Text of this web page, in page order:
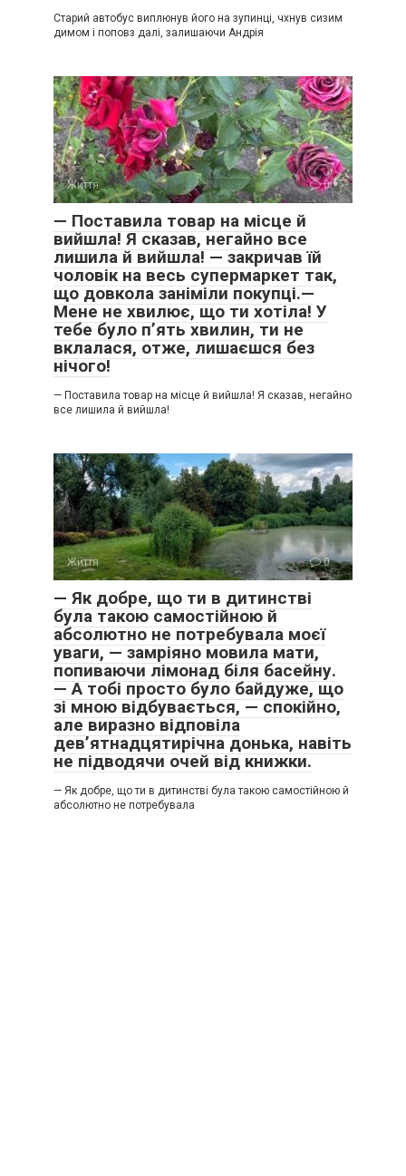
Старий автобус виплюнув його на зупинці, чхнув сизим
димом і поповз далі, залишаючи Андрія
Життя 0
— Поставила товар на місце й
вийшла! Я сказав, негайно все
лишила й вийшла! — закричав їй
чоловік на весь супермаркет так,
що довкола заніміли покупці.—
Мене не хвилює, що ти хотіла! У
тебе було п’ять хвилин, ти не
вклалася, отже, лишаєшся без
нічого!
— Поставила товар на місце й вийшла! Я сказав, негайно
все лишила й вийшла!
Життя 0
— Як добре, що ти в дитинстві
була такою самостійною й
абсолютно не потребувала моєї
уваги, — замріяно мовила мати,
попиваючи лімонад біля басейну.
— А тобі просто було байдуже, що
зі мною відбувається, — спокійно,
але виразно відповіла
дев’ятнадцятирічна донька, навіть
не підводячи очей від книжки.
— Як добре, що ти в дитинстві була такою самостійною й
абсолютно не потребувала